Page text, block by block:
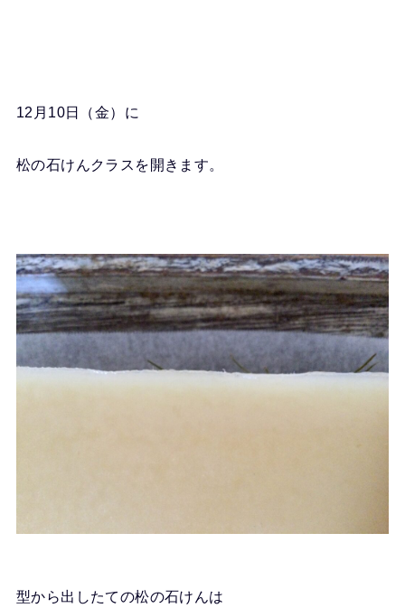
12月10日（金）に
松の石けんクラスを開きます。
型から出したての松の石けんは